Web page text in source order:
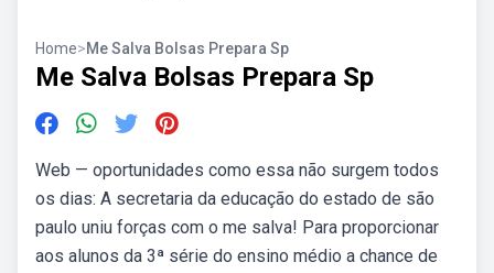
Home>Me Salva Bolsas Prepara Sp
Me Salva Bolsas Prepara Sp
Web — oportunidades como essa não surgem todos
os dias: A secretaria da educação do estado de são
paulo uniu forças com o me salva! Para proporcionar
aos alunos da 3ª série do ensino médio a chance de